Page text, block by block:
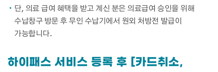
단, 의료 급여 혜택을 받고 계신 분은 의료급여 승인을 위해
수납창구 방문 후 무인 수납기에서 원외 처방전 발급이
가능합니다.
하이패스 서비스 등록 후 [카드취소,